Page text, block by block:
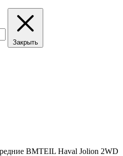
Закрыть
BMTEIL Haval Jolion 2WD